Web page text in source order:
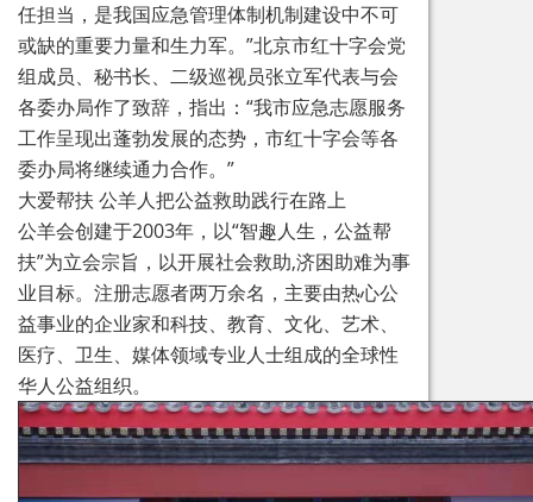
任担当，是我国应急管理体制机制建设中不可
或缺的重要力量和生力军。”北京市红十字会党
组成员、秘书长、二级巡视员张立军代表与会
各委办局作了致辞，指出：“我市应急志愿服务
工作呈现出蓬勃发展的态势，市红十字会等各
委办局将继续通力合作。”
大爱帮扶 公羊人把公益救助践行在路上
公羊会创建于2003年，以“智趣人生，公益帮
扶”为立会宗旨，以开展社会救助,济困助难为事
业目标。注册志愿者两万余名，主要由热心公
益事业的企业家和科技、教育、文化、艺术、
医疗、卫生、媒体领域专业人士组成的全球性
华人公益组织。